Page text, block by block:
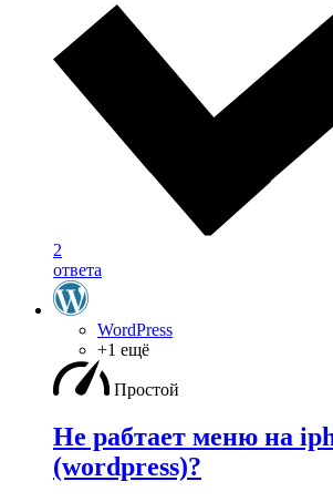
2
ответа
WordPress
+1 ещё
Простой
Не рабтает меню на
(wordpress)?